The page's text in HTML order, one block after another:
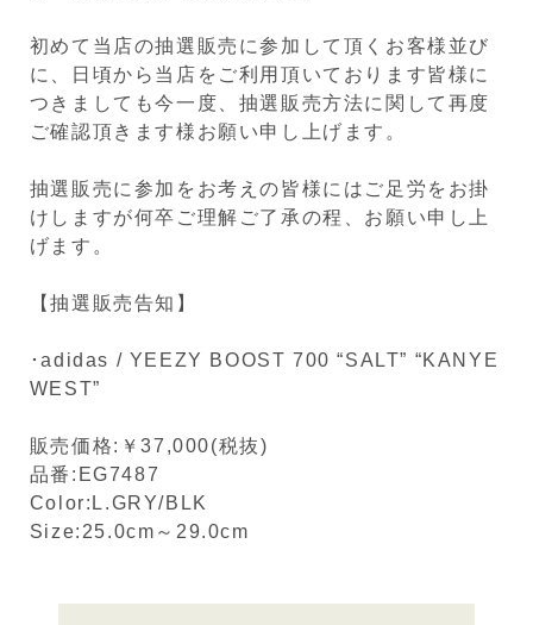
初めて当店の抽選販売に参加して頂くお客様並び
に、日頃から当店をご利用頂いております皆様に
つきましても今一度、抽選販売方法に関して再度
ご確認頂きます様お願い申し上げます。
抽選販売に参加をお考えの皆様にはご足労をお掛
けしますが何卒ご理解ご了承の程、お願い申し上
げます。
【抽選販売告知】
･adidas / YEEZY BOOST 700 “SALT” “KANYE
WEST”
販売価格:￥37,000(税抜)
品番:EG7487
Color:L.GRY/BLK
Size:25.0cm～29.0cm